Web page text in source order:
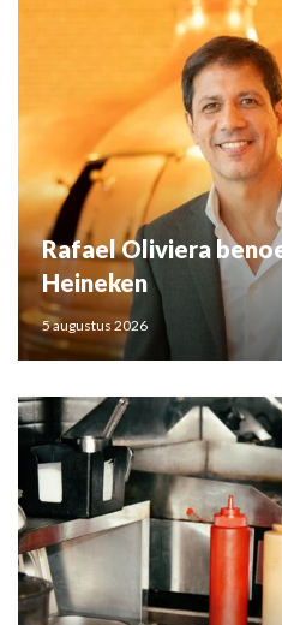
Rafael Oliviera
Heineken
5 augustus 2026